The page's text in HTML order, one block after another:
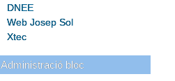
DNEE
Web Josep Sol
Xtec
Administració bloc